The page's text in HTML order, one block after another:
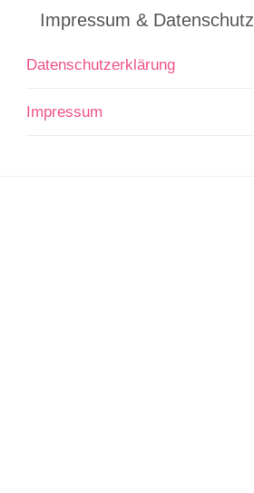
Impressum & Datenschutz
Datenschutzerklärung
Impressum